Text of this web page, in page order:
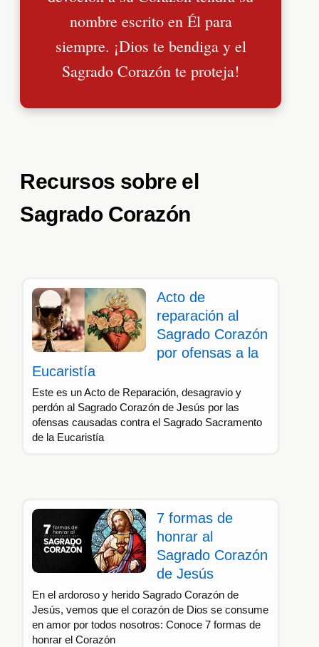
nombre escrito en Él para
siempre. ¡Dios te bendiga y el
Sagrado Corazón te proteja!
Recursos sobre el
Sagrado Corazón
Acto de
reparación al
Sagrado Corazón
por ofensas a la
Eucaristía
Este es un Acto de Reparación, desagravio y
perdón al Sagrado Corazón de Jesús por las
ofensas causadas contra el Sagrado Sacramento
de la Eucaristía
7 formas de
honrar al
Sagrado Corazón
de Jesús
En el ardoroso y herido Sagrado Corazón de
Jesús, vemos que el corazón de Dios se consume
en amor por todos nosotros: Conoce 7 formas de
honrar el Corazón